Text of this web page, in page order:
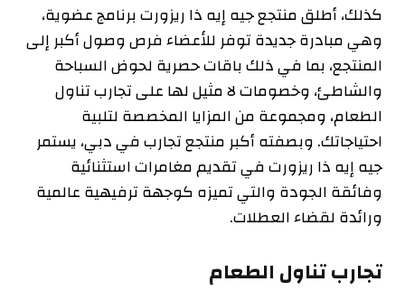
كذلك، أطلق منتجع جيه إيه ذا ريزورت برنامج عضوية،
وهي مبادرة جديدة توفر للأعضاء فرص وصول أكبر إلى
المنتجع، بما في ذلك باقات حصرية لحوض السباحة
والشاطئ، وخصومات لا مثيل لها على تجارب تناول
الطعام، ومجموعة من المزايا المخصصة لتلبية
احتياجاتك. وبصفته أكبر منتجع تجارب في دبي، يستمر
جيه إيه ذا ريزورت في تقديم مغامرات استثنائية
وفائقة الجودة والتي تميزه كوجهة ترفيهية عالمية
ورائدة لقضاء العطلات.
تجارب تناول الطعام